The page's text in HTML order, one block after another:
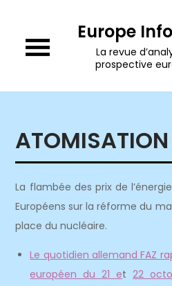
content
Europe
La revue
prospective
ATOMISATION
La flambée des prix de
Européens sur la réforme du
place du nucléaire.
Le quotidien allemand FAZ
européen du 21 et22